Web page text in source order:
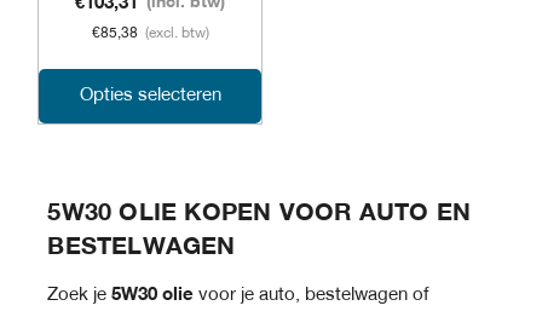
€103,31
€85,38 (excl. btw)
Opties selecteren
meerdere
Deze
5W30 OLIE KOPEN VOOR AUTO EN
BESTELWAGEN
Zoek je5W30 olie voor je auto, bestelwagen of